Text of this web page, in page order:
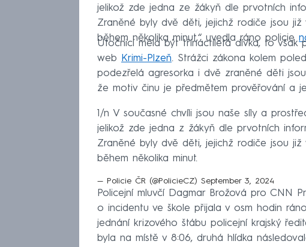
jelikož zde jedna ze žákyň dle prvotních
Zraněné byly dvě děti, jejichž rodiče jsou již
během několika minut,“ uvedla ráno policie
Útočnicí měla být třináctiletá dívka, to však
web
Krimi-Plzeň. Strážci zákona kolem
podezřelá agresorka i dvě zraněné děti
že motiv činu je předmětem prověřování a
1/n V současné chvíli jsou naše síly a
jelikož zde jedna z žákyň dle prvotních
Zraněné byly dvě děti, jejichž rodiče jsou již
během několika minut.
— Policie ČR (@PolicieCZ) September 3, 2024
Policejní mluvčí Dagmar Brožová pro CNN
o incidentu ve škole přijala v osm hodin
jednání krizového štábu policejní krajský
byla na místě v 8:06, druhá hlídka